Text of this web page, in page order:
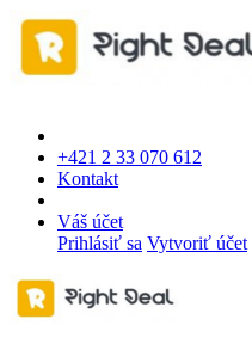
+421 2 33 070 612
Kontakt
Váš účet
Prihlásiť sa Vytvoriť účet